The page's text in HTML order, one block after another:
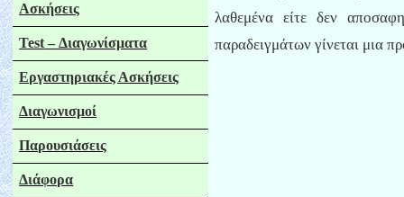
λαθεμένα είτε δεν
παραδειγμάτων γίνεται μια
Ασκήσεις
Test – Διαγωνίσματα
Εργαστηριακές Ασκήσεις
Διαγωνισμοί
Παρουσιάσεις
Διάφορα